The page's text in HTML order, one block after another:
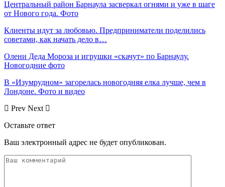
Центральный район Барнаула засверкал огнями и уже в шаге
от Нового года. Фото
Клиенты идут за любовью. Предприниматели поделились
советами, как начать дело в…
Олени Деда Мороза и игрушки «скачут» по Барнаулу.
Новогодние фото
В «Изумрудном» загорелась новогодняя елка лучше, чем в
Лондоне. Фото и видео
Prev Next
Оставьте ответ
Ваш электронный адрес не будет опубликован.